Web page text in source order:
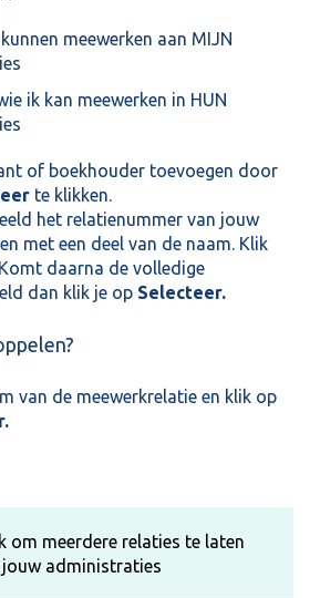
meewerken aan MIJN
ik kan meewerken in HUN
of boekhouder toevoegen door
te klikken.
het relatienummer van jouw
met een deel van de naam. Klik
Komt daarna de volledige
dan klik je op Selecteer.
van de meewerkrelatie en klik op
om meerdere relaties te laten
jouw administraties